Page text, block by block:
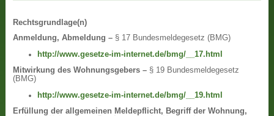
Rechtsgrundlage(n)
Anmeldung, Abmeldung – § 17 Bundesmeldegesetz (BMG)
http://www.gesetze-im-internet.de/bmg/__17.html
Mitwirkung des Wohnungsgebers – § 19 Bundesmeldegesetz
(BMG)
http://www.gesetze-im-internet.de/bmg/__19.html
Erfüllung der allgemeinen Meldepflicht, Begriff der Wohnung,